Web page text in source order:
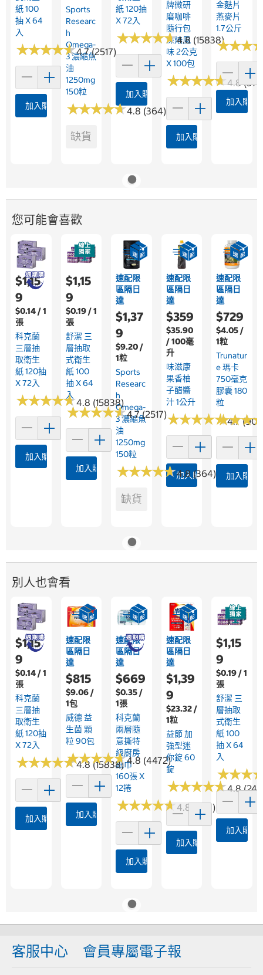
紙 100
抽 X 64
入
★★★★★
★★★★★4.7 (2517)
加入購物車
Sports
Researc
H
Omega-
3 濃縮魚
油
1250mg
150粒
★★★★★
★★★★★4.8 (364)
缺貨
紙 120抽
X 72入
★★★★★
★★★★★4.8 (15838)
加入購物車
牌微研
磨咖啡
隨行包
深焙風
味 2公克
X 100包
★★★★★
★★★★★4.8
加入購物車
金麩片
燕麥片
1.7公斤
★★★
★★★
加入購物
您可能會喜歡
$1,15
9
$0.14 / 1
張
科克蘭
三層抽
取衛生
紙 120抽
X 72入
★★★★★
★★★★★4.8 (15838)
加入購物車
$1,15
9
$0.19 / 1
張
舒潔 三
層抽取
式衛生
紙 100
抽 X 64
入
★★★★★
★★★★★4.7 (2517)
加入購物車
速配限
區隔日
達
$1,37
9
$9.20 /
1粒
Sports
Researc
H
Omega-
3 濃縮魚
油
1250mg
150粒
★★★★★
★★★★★4.8 (364)
缺貨
速配限
區隔日
達
$359
$35.90
/ 100毫
升
味滋康
果香柚
子醋醬
汁 1公升
★★★★★
★★★★★4.7 (90)
加入購物車
速配限
區隔日
達
$729
$4.05 /
1粒
Trunatur
E 瑪卡
750毫克
膠囊 180
粒
★★★
★★★
加入購物
別人也會看
$1,15
9
$0.14 / 1
張
科克蘭
三層抽
取衛生
紙 120抽
X 72入
★★★★★
★★★★★4.8 (15838)
加入購物車
速配限
區隔日
達
$815
$9.06 /
1包
威德 益
生菌 顆
粒 90包
★★★★★
★★★★★4.8 (4472)
加入購物車
速配限
區隔日
達
$669
$0.35 /
1張
科克蘭
兩層隨
意撕特
級廚房
紙巾
160張 X
12捲
★★★★★
★★★★★4.8 (1173)
加入購物車
速配限
區隔日
達
$1,39
9
$23.32 /
1粒
益節 加
強型迷
你錠 60
錠
★★★★★
★★★★★4.8
加入購物車
$1,15
9
$0.19 / 1
張
舒潔 三
層抽取
式衛生
紙 100
抽 X 64
入
★★★
★★★
加入購物
客服中心 會員專屬電子報